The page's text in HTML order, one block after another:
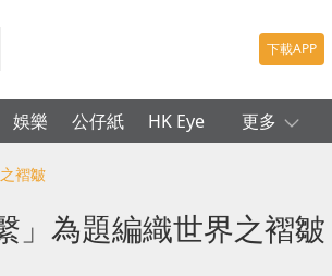
下載APP
娛樂 公仔紙 HK Eye 更多
褶皺
」為題編織世界之褶皺